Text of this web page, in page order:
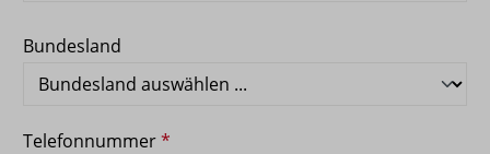
Bundesland
Telefonnummer*